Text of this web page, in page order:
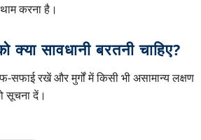
करना है।
क्या सावधानी बरतनी चाहिए?
सफाई रखें और मुर्गों में किसी भी असामान्य लक्षण
सूचना दें।